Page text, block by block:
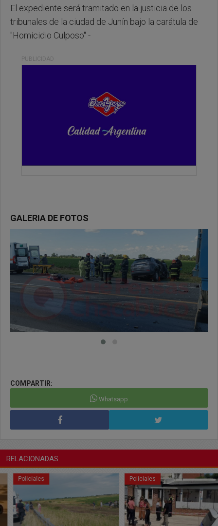
El expediente será tramitado en la justicia de los
tribunales de la ciudad de Junín bajo la carátula de
"Homicidio Culposo" -
PUBLICIDAD
GALERIA DE FOTOS
COMPARTIR:
Whatsapp
RELACIONADAS
Policiales Policiales